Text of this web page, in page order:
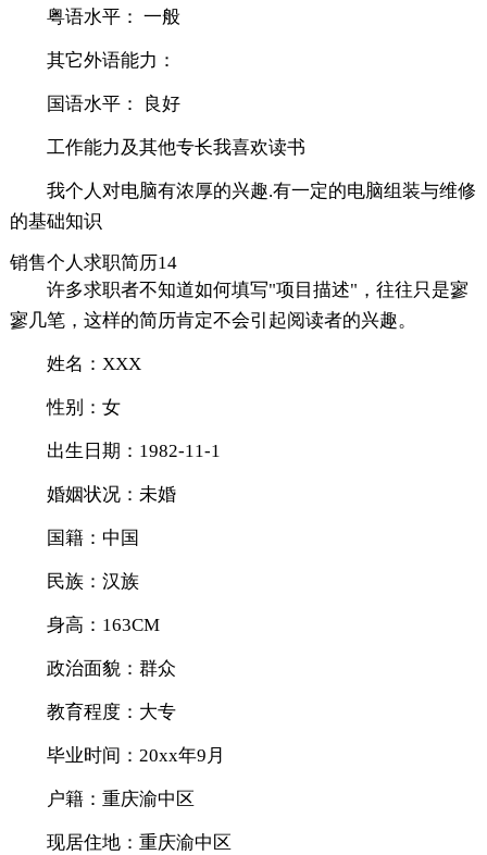
粤语水平： 一般
其它外语能力：
国语水平： 良好
工作能力及其他专长我喜欢读书
我个人对电脑有浓厚的兴趣.有一定的电脑组装与维修
的基础知识
销售个人求职简历14
许多求职者不知道如何填写"项目描述"，往往只是寥
寥几笔，这样的简历肯定不会引起阅读者的兴趣。
姓名：XXX
性别：女
出生日期：1982-11-1
婚姻状况：未婚
国籍：中国
民族：汉族
身高：163CM
政治面貌：群众
教育程度：大专
毕业时间：20xx年9月
户籍：重庆渝中区
现居住地：重庆渝中区